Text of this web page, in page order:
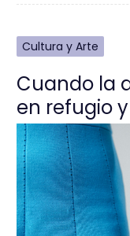
Cultura y Arte
Cuando la
en refugio